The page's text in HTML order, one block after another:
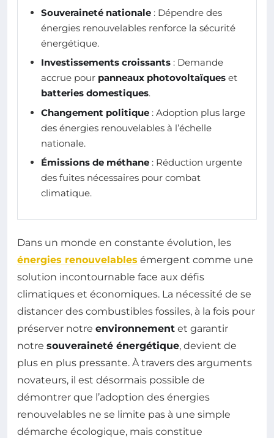
Souveraineté nationale : Dépendre des
énergies renouvelables renforce la sécurité
énergétique.
Investissements croissants : Demande
accrue pour panneaux photovoltaïques et
batteries domestiques.
Changement politique : Adoption plus large
des énergies renouvelables à l’échelle
nationale.
Émissions de méthane : Réduction urgente
des fuites nécessaires pour combat
climatique.
Dans un monde en constante évolution, les
énergies renouvelables émergent comme une
solution incontournable face aux défis
climatiques et économiques. La nécessité de se
distancer des combustibles fossiles, à la fois pour
préserver notre environnement et garantir
notre souveraineté énergétique, devient de
plus en plus pressante. À travers des arguments
novateurs, il est désormais possible de
démontrer que l’adoption des énergies
renouvelables ne se limite pas à une simple
démarche écologique, mais constitue